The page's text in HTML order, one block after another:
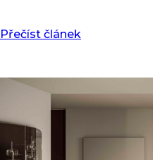
Přečíst článek